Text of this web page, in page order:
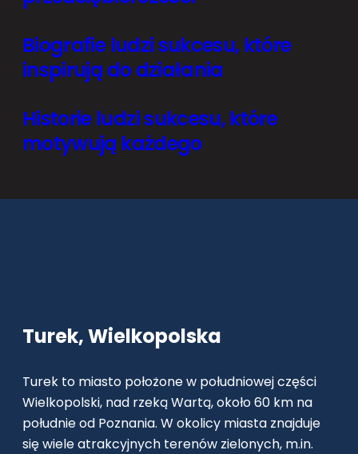
Biografie ludzi sukcesu, które
inspirują do działania
Historie ludzi sukcesu, które
motywują każdego
Turek, Wielkopolska
Turek to miasto położone w południowej części
Wielkopolski, nad rzeką Wartą, około 60 km na
południe od Poznania. W okolicy miasta znajduje
się wiele atrakcyjnych terenów zielonych, m.in.